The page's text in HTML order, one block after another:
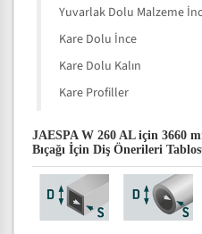
Yuvarlak Dolu Malzeme
Kare Dolu İnce
Kare Dolu Kalın
Kare Profiller
JAESPA W 260 AL için 3660
Bıçağı İçin Diş Önerileri